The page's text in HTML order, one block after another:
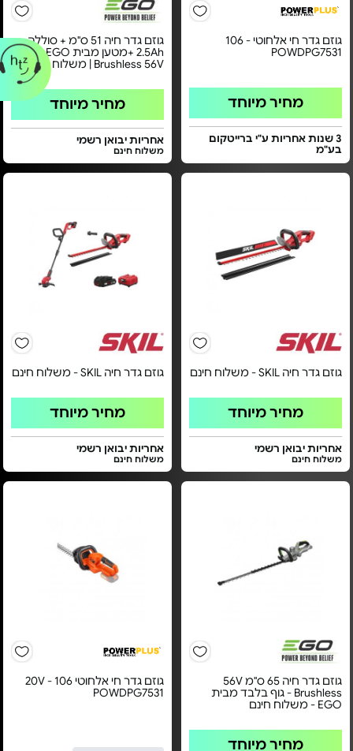
גוזם גדר חי אלחוטי - 106
POWDPG7531
מחיר מיוחד
3 שנות אחריות ע"י ברייטקום
בע"מ
גוזם גדר חיה 51 ס"מ + סוללה
2.5Ah +מטען מבית EGO - דגם
Brushless 56V | משלוח חינם
מחיר מיוחד
אחריות יבואן רשמי
משלוח חינם
גוזם גדר חיה SKIL - משלוח חינם
מחיר מיוחד
אחריות יבואן רשמי
משלוח חינם
גוזם גדר חיה SKIL - משלוח חינם
מחיר מיוחד
אחריות יבואן רשמי
משלוח חינם
גוזם גדר חיה 65 ס"מ 56V
Brushless - גוף בלבד מבית
EGO - משלוח חינם
מחיר מיוחד
גוזם גדר חי אלחוטי 20V - 106
POWDPG7531